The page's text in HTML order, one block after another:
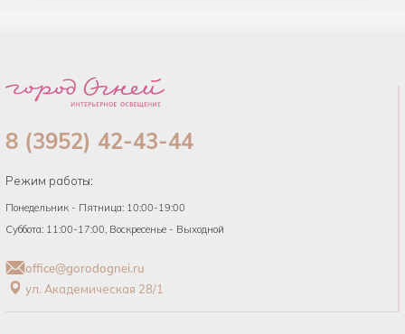
8 (3952) 42-43-44
Режим работы:
Понедельник - Пятница: 10:00-19:00
Суббота: 11:00-17:00, Воскресенье - Выходной
office@gorodognei.ru
ул. Академическая 28/1